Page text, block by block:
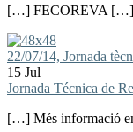
[…] FECOREVA […]
22/07/14, Jornada
15 Jul
Jornada Técnica de
[…] Més informació